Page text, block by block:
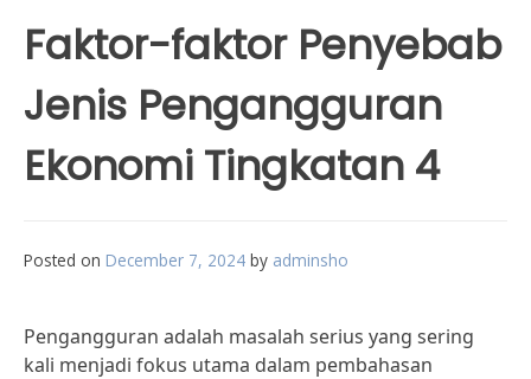
Faktor-faktor Penyebab
Jenis Pengangguran
Ekonomi Tingkatan 4
Posted on December 7, 2024 by adminsho
Pengangguran adalah masalah serius yang sering
kali menjadi fokus utama dalam pembahasan